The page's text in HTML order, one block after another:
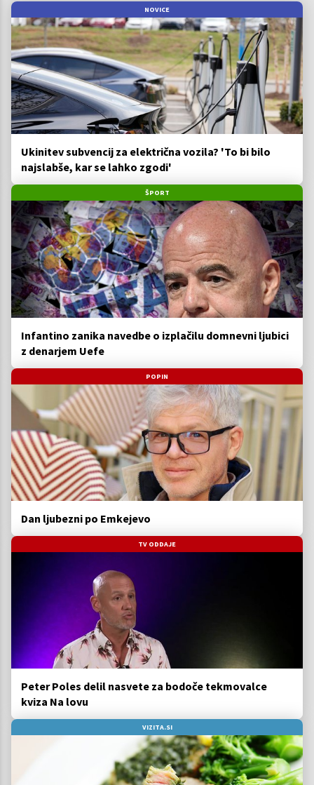
NOVICE
Ukinitev subvencij za električna vozila? 'To bi bilo
najslabše, kar se lahko zgodi'
ŠPORT
Infantino zanika navedbe o izplačilu domnevni ljubici
z denarjem Uefe
POPIN
Dan ljubezni po Emkejevo
TV ODDAJE
Peter Poles delil nasvete za bodoče tekmovalce
kviza Na lovu
VIZITA.SI